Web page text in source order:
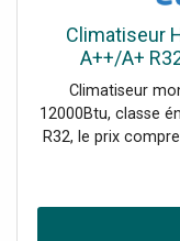
Climatiseur
A++/A+
Climatiseur
12000Btu, classe
R32, le prix
AABF4ZE00) 1
montage
distance du